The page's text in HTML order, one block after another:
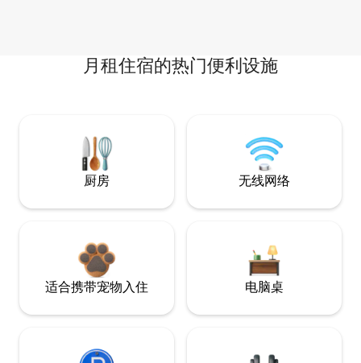
月租住宿的热门便利设施
厨房 无线网络
适合携带宠物入住 电脑桌